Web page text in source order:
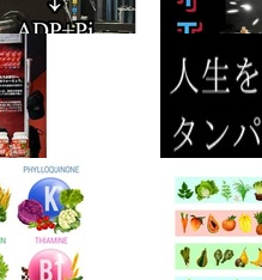
2022.10.26